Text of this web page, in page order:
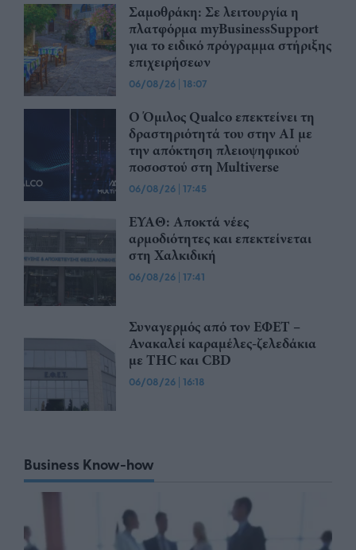
Σαμοθράκη: Σε λειτουργία η
πλατφόρμα myBusinessSupport
για το ειδικό πρόγραμμα στήριξης
επιχειρήσεων
06/08/26 | 18:07
Ο Όμιλος Qualco επεκτείνει τη
δραστηριότητά του στην ΑΙ με
την απόκτηση πλειοψηφικού
ποσοστού στη Multiverse
06/08/26 | 17:45
ΕΥΑΘ: Αποκτά νέες
αρμοδιότητες και επεκτείνεται
στη Χαλκιδική
06/08/26 | 17:41
Συναγερμός από τον ΕΦΕΤ –
Ανακαλεί καραμέλες-ζελεδάκια
με THC και CBD
06/08/26 | 16:18
Business Know-how